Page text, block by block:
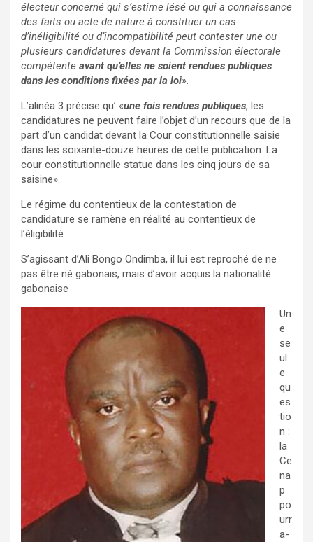
électeur concerné qui s’estime lésé ou qui a connaissance
des faits ou acte de nature à constituer un cas
d’inéligibilité ou d’incompatibilité peut contester une ou
plusieurs candidatures devant la Commission électorale
compétente avant qu’elles ne soient rendues publiques
dans les conditions fixées par la loi».
L’alinéa 3 précise qu’ «une fois rendues publiques, les
candidatures ne peuvent faire l’objet d’un recours que de la
part d’un candidat devant la Cour constitutionnelle saisie
dans les soixante-douze heures de cette publication. La
cour constitutionnelle statue dans les cinq jours de sa
saisine».
Le régime du contentieux de la contestation de
candidature se ramène en réalité au contentieux de
l’éligibilité.
S’agissant d’Ali Bongo Ondimba, il lui est reproché de ne
pas être né gabonais, mais d’avoir acquis la nationalité
gabonaise
Un
e
se
ul
e
qu
es
tio
n :
la
Ce
na
p
po
urr
a-